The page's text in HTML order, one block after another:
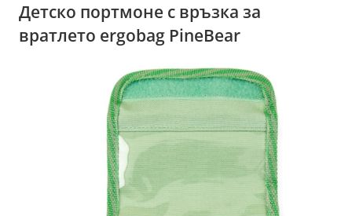
Детско портмоне с връзка за
вратлето ergobag PineBear